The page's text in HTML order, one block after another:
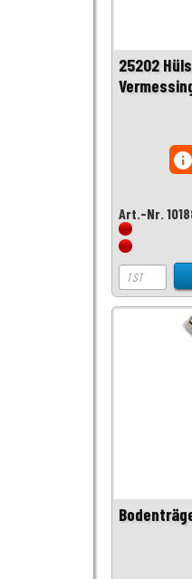
25202
info
Art.-Nr.